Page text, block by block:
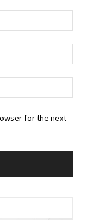
for the next